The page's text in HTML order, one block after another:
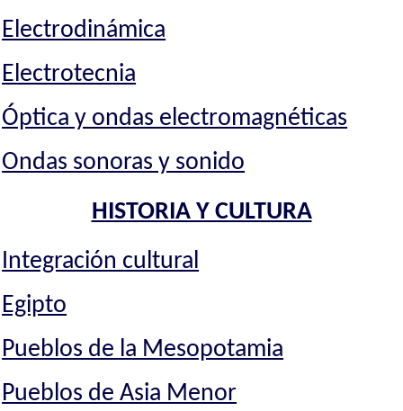
Electrodinámica
Electrotecnia
Óptica y ondas electromagnéticas
Ondas sonoras y sonido
HISTORIA Y CULTURA
Integración cultural
Egipto
Pueblos de la Mesopotamia
Pueblos de Asia Menor